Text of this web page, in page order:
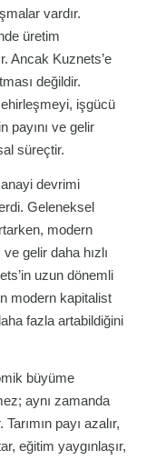
vardır.
üretim
Ancak Kuznets’e
değildir.
işgücü
payını ve gelir
süreçtir.
devrimi
Geleneksel
modern
gelir daha hızlı
uzun dönemli
modern kapitalist
fazla artabildiğini
büyüme
aynı zamanda
payı azalır,
eğitim yaygınlaşır,